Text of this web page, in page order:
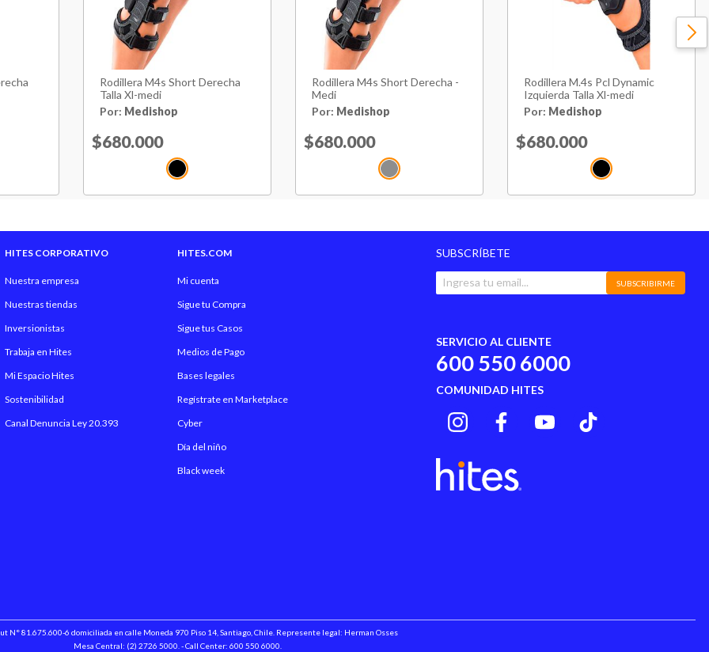
Rodillera M4s Short Derecha
Talla Xl-medi
Por: Medishop
Price reduced from
$680.000to
Rodillera M4s Short Derecha -
Medi
Por: Medishop
Price reduced from
$680.000to
Rodillera M.4s Pcl Dynamic
Izquierda Talla Xl-medi
Por: Medishop
Price reduced from
$680.000to
HITES CORPORATIVO
Nuestra empresa
Nuestras tiendas
Inversionistas
Trabaja en Hites
Mi Espacio Hites
Sostenibilidad
Canal Denuncia Ley 20.393
HITES.COM
Mi cuenta
Sigue tu Compra
Sigue tus Casos
Medios de Pago
Bases legales
Regístrate en Marketplace
Cyber
Día del niño
Black week
SUBSCRÍBETE
SUBSCRIBIRME
SERVICIO AL CLIENTE
600 550 6000
COMUNIDAD HITES
N° 81.675.600-6 domiciliada en calle Moneda 970 Piso 14, Santiago, Chile. Represente legal: Herman Osses
Mesa Central: (2) 2726 5000. - Call Center: 600 550 6000.